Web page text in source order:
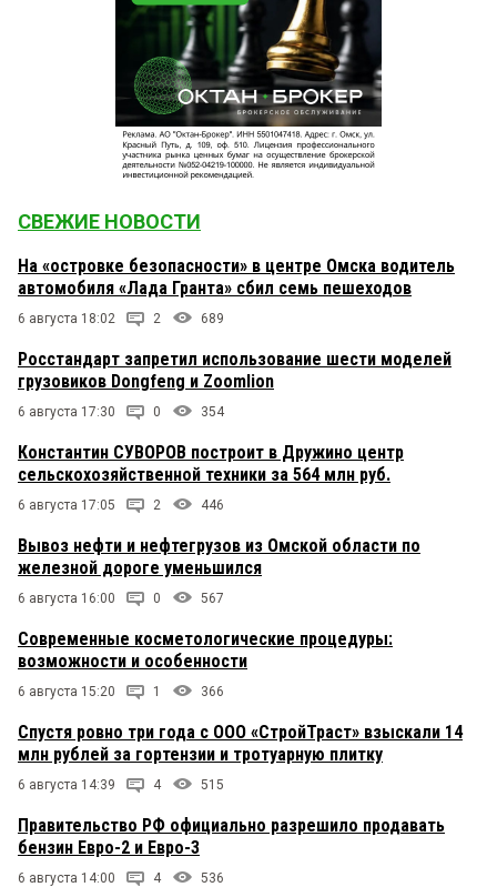
СВЕЖИЕ НОВОСТИ
На «островке безопасности» в центре Омска водитель
автомобиля «Лада Гранта» сбил семь пешеходов
6 августа 18:02 2 689
Росстандарт запретил использование шести моделей
грузовиков Dongfeng и Zoomlion
6 августа 17:30 0 354
Константин СУВОРОВ построит в Дружино центр
сельскохозяйственной техники за 564 млн руб.
6 августа 17:05 2 446
Вывоз нефти и нефтегрузов из Омской области по
железной дороге уменьшился
6 августа 16:00 0 567
Современные косметологические процедуры:
возможности и особенности
6 августа 15:20 1 366
Спустя ровно три года с ООО «СтройТраст» взыскали 14
млн рублей за гортензии и тротуарную плитку
6 августа 14:39 4 515
Правительство РФ официально разрешило продавать
бензин Евро-2 и Евро-3
6 августа 14:00 4 536